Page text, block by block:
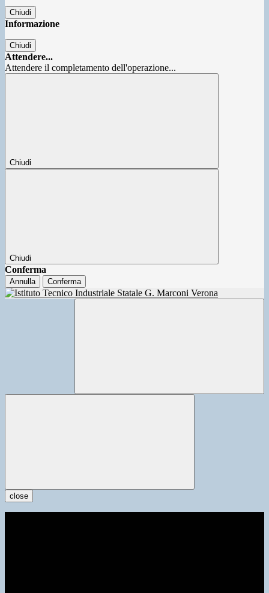
Chiudi
Informazione
Chiudi
Attendere...
Attendere il completamento dell'operazione...
Chiudi
Chiudi
Conferma
Annulla Conferma
close